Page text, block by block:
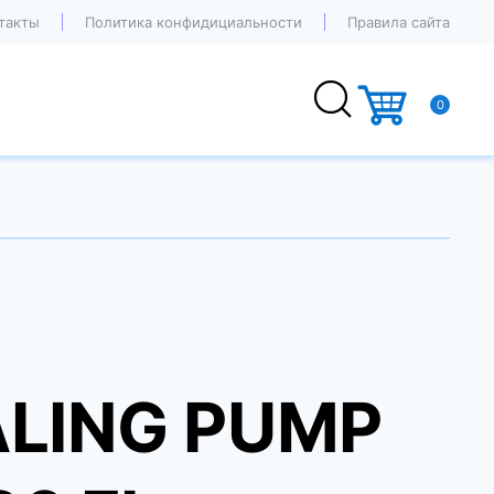
Политика конфидициальности Правила сайта
0
PUMP